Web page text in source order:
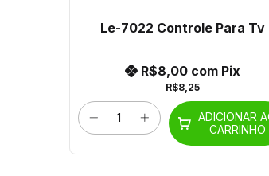
Le-7022 Controle Para Tv
R$8,25
R$8,00 com Pix
ADICIONAR
CARRINHO